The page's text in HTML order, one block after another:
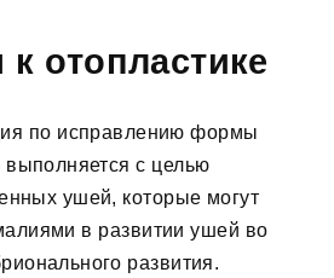
к отопластике
по исправлению формы
выполняется с целью
ушей, которые могут
в развитии ушей во
развития.